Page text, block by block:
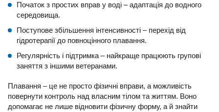
Початок з простих вправ у воді – адаптація до водного
середовища.
Поступове збільшення інтенсивності – перехід від
гідротерапії до повноцінного плавання.
Регулярність і підтримка – найкраще працюють групові
заняття з іншими ветеранами.
Плавання – це не просто фізичні вправи, а можливість
повернути контроль над власним тілом та життям. Воно
допомагає не лише відновити фізичну форму, а й знайти